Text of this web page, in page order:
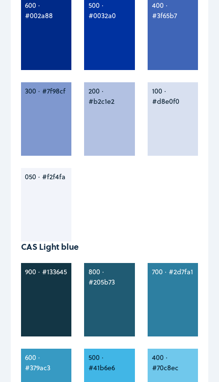
600 ·
#002a88
500 ·
#0032a0
400 ·
#3f65b7
300 · #7f98cf
200 ·
#b2c1e2
100 ·
#d8e0f0
050 · #f2f4fa
CAS Light blue
900 · #133645
800 ·
#205b73
700 · #2d7fa1
600 ·
#379ac3
500 ·
#41b6e6
400 ·
#70c8ec